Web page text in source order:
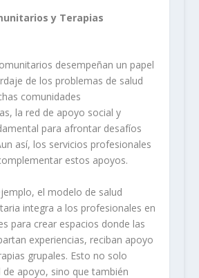
y Terapias
desempeñan un papel
de los problemas de salud
comunidades
la red de apoyo social y
para afrontar desafíos
así, los servicios profesionales
estos apoyos.
el modelo de salud
integra a los profesionales en
para crear espacios donde las
experiencias, reciban apoyo
grupales. Esto no solo
apoyo, sino que también